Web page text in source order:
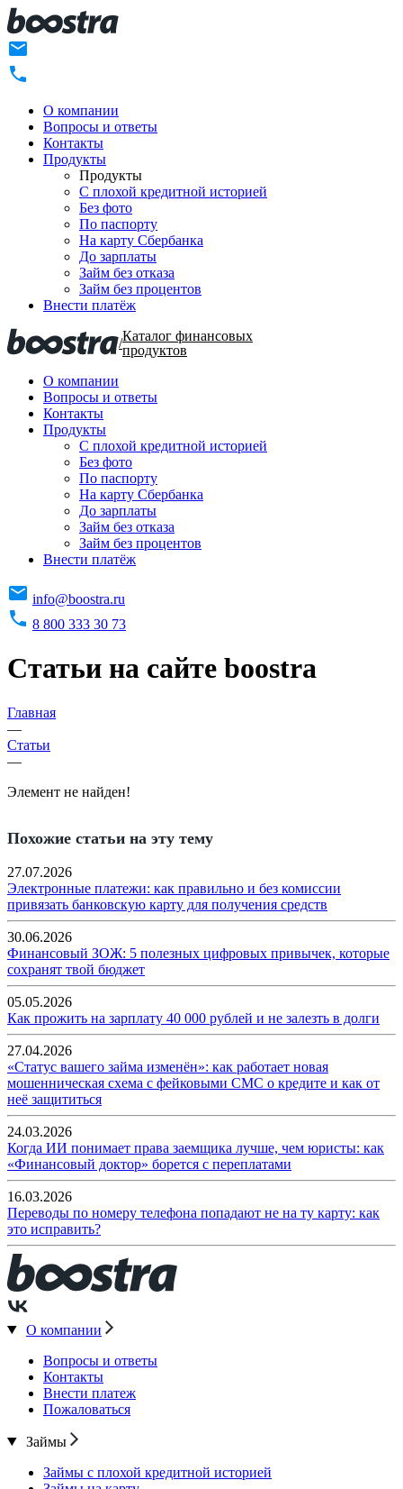
О компании
Вопросы и ответы
Контакты
Продукты
Продукты
C плохой кредитной историей
Без фото
По паспорту
На карту Сбербанка
До зарплаты
Займ без отказа
Займ без процентов
Внести платёж
/Каталог финансовых
продуктов
О компании
Вопросы и ответы
Контакты
Продукты
C плохой кредитной историей
Без фото
По паспорту
На карту Сбербанка
До зарплаты
Займ без отказа
Займ без процентов
Внести платёж
info@boostra.ru
8 800 333 30 73
Статьи на сайте boostra
Главная
—
Статьи
—
Элемент не найден!
Похожие статьи на эту тему
27.07.2026
Электронные платежи: как правильно и без комиссии
привязать банковскую карту для получения средств
30.06.2026
Финансовый ЗОЖ: 5 полезных цифровых привычек, которые
сохранят твой бюджет
05.05.2026
Как прожить на зарплату 40 000 рублей и не залезть в долги
27.04.2026
«Статус вашего займа изменён»: как работает новая
мошенническая схема с фейковыми СМС о кредите и как от
неё защититься
24.03.2026
Когда ИИ понимает права заемщика лучше, чем юристы: как
«Финансовый доктор» борется с переплатами
16.03.2026
Переводы по номеру телефона попадают не на ту карту: как
это исправить?
О компании
Вопросы и ответы
Контакты
Внести платеж
Пожаловаться
Займы
Займы с плохой кредитной историей